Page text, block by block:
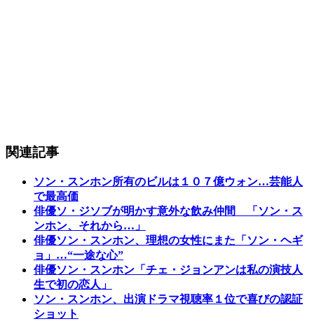
関連記事
ソン・スンホン所有のビルは１０７億ウォン…芸能人
で最高価
俳優ソ・ジソブが明かす意外な飲み仲間 「ソン・ス
ンホン、それから…」
俳優ソン・スンホン、理想の女性にまた「ソン・ヘギ
ョ」…“一途な心”
俳優ソン・スンホン「チェ・ジョンアンは私の演技人
生で初の恋人」
ソン・スンホン、出演ドラマ視聴率１位で喜びの認証
ショット